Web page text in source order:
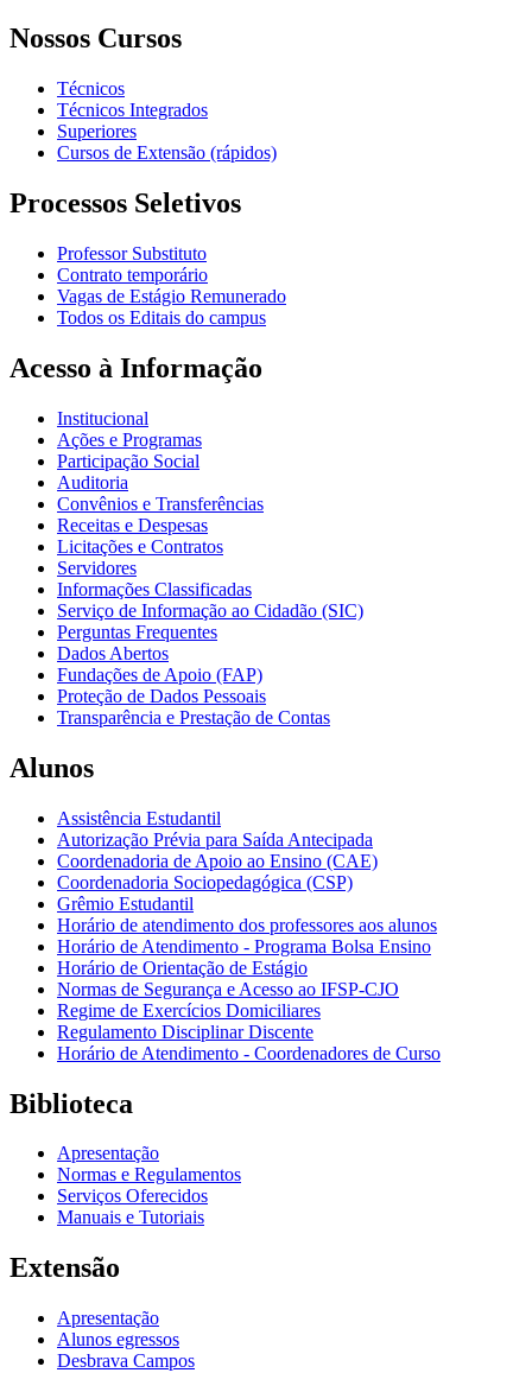
Nossos Cursos
Técnicos
Técnicos Integrados
Superiores
Cursos de Extensão (rápidos)
Processos Seletivos
Professor Substituto
Contrato temporário
Vagas de Estágio Remunerado
Todos os Editais do campus
Acesso à Informação
Institucional
Ações e Programas
Participação Social
Auditoria
Convênios e Transferências
Receitas e Despesas
Licitações e Contratos
Servidores
Informações Classificadas
Serviço de Informação ao Cidadão (SIC)
Perguntas Frequentes
Dados Abertos
Fundações de Apoio (FAP)
Proteção de Dados Pessoais
Transparência e Prestação de Contas
Alunos
Assistência Estudantil
Autorização Prévia para Saída Antecipada
Coordenadoria de Apoio ao Ensino (CAE)
Coordenadoria Sociopedagógica (CSP)
Grêmio Estudantil
Horário de atendimento dos professores aos alunos
Horário de Atendimento - Programa Bolsa Ensino
Horário de Orientação de Estágio
Normas de Segurança e Acesso ao IFSP-CJO
Regime de Exercícios Domiciliares
Regulamento Disciplinar Discente
Horário de Atendimento - Coordenadores de Curso
Biblioteca
Apresentação
Normas e Regulamentos
Serviços Oferecidos
Manuais e Tutoriais
Extensão
Apresentação
Alunos egressos
Desbrava Campos